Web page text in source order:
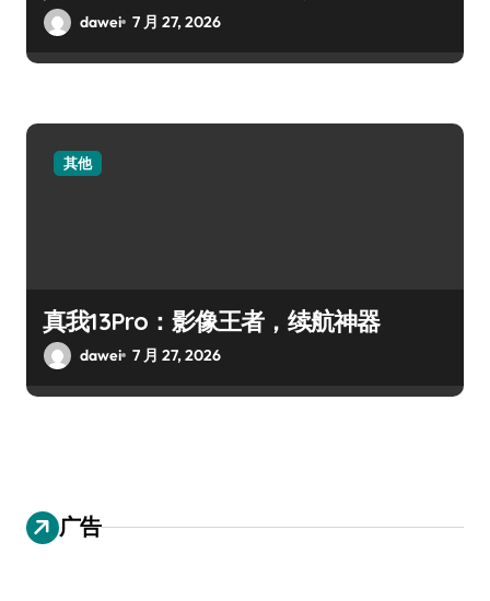
dawei 7 月 27, 2026
其他
真我13Pro：影像王者，续航神器
dawei 7 月 27, 2026
广告